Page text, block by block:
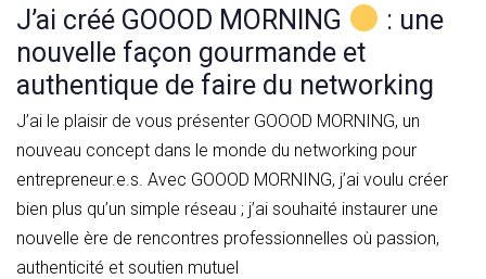
J’ai créé GOOOD MORNING
: une
nouvelle façon gourmande et
authentique de faire du networking
J’ai le plaisir de vous présenter GOOOD MORNING, un
nouveau concept dans le monde du networking pour
entrepreneur.e.s. Avec GOOOD MORNING, j’ai voulu créer
bien plus qu’un simple réseau ; j’ai souhaité instaurer une
nouvelle ère de rencontres professionnelles où passion,
authenticité et soutien mutuel